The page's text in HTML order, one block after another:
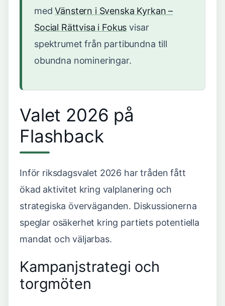
medVänstern i Svenska Kyrkan –
Social Rättvisa i Fokus visar
spektrumet från partibundna till
obundna nomineringar.
Valet 2026 på
Flashback
Inför riksdagsvalet 2026 har tråden fått
ökad aktivitet kring valplanering och
strategiska överväganden. Diskussionerna
speglar osäkerhet kring partiets potentiella
mandat och väljarbas.
Kampanjstrategi och
torgmöten